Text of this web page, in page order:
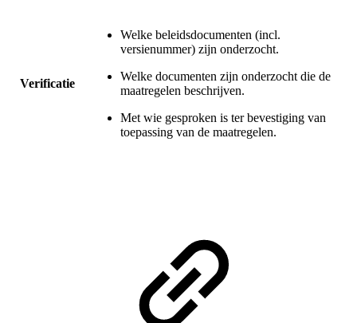
Verificatie
Welke beleidsdocumenten (incl.
versienummer) zijn onderzocht.
Welke documenten zijn onderzocht die de
maatregelen beschrijven.
Met wie gesproken is ter bevestiging van
toepassing van de maatregelen.